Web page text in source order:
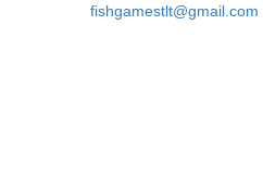
fishgamestlt@gmail.com